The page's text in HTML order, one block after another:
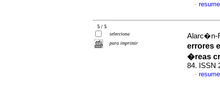
·
5 / 5
selecciona
para imprimir
Alarc�n-
errores
�reas
84. ISSN
·